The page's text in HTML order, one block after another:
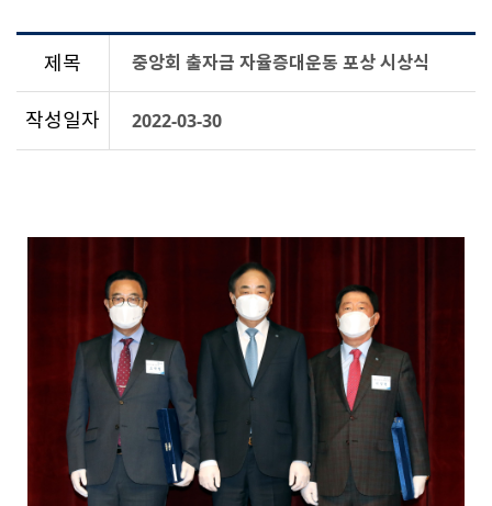
제목 중앙회 출자금 자율증대운동 포상 시상식
작성일자 2022-03-30